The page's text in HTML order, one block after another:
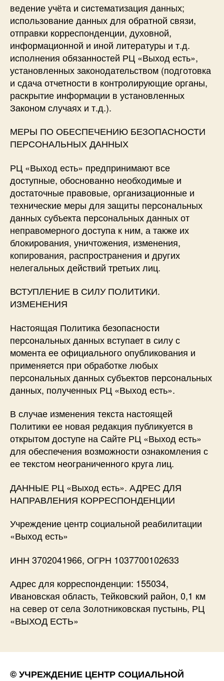
ведение учёта и систематизация данных;
использование данных для обратной связи,
отправки корреспонденции, духовной,
информационной и иной литературы и т.д.
исполнения обязанностей РЦ «Выход есть»,
установленных законодательством (подготовка
и сдача отчетности в контролирующие органы,
раскрытие информации в установленных
Законом случаях и т.д.).
​МЕРЫ ПО ОБЕСПЕЧЕНИЮ БЕЗОПАСНОСТИ
ПЕРСОНАЛЬНЫХ ДАННЫХ
РЦ «Выход есть» предпринимают все
доступные, обоснованно необходимые и
достаточные правовые, организационные и
технические меры для защиты персональных
данных субъекта персональных данных от
неправомерного доступа к ним, а также их
блокирования, уничтожения, изменения,
копирования, распространения и других
нелегальных действий третьих лиц.
​ВСТУПЛЕНИЕ В СИЛУ ПОЛИТИКИ.
ИЗМЕНЕНИЯ
Настоящая Политика безопасности
персональных данных вступает в силу с
момента ее официального опубликования и
применяется при обработке любых
персональных данных субъектов персональных
данных, полученных РЦ «Выход есть».
В случае изменения текста настоящей
Политики ее новая редакция публикуется в
открытом доступе на Сайте РЦ «Выход есть»
для обеспечения возможности ознакомления с
ее текстом неограниченного круга лиц.
​ДАННЫЕ РЦ «Выход есть». АДРЕС ДЛЯ
НАПРАВЛЕНИЯ КОРРЕСПОНДЕНЦИИ
Учреждение центр социальной реабилитации
«Выход есть»
ИНН 3702041966, ОГРН 1037700102633
Адрес для корреспонденции: 155034,
Ивановская область, Тейковский район, 0,1 км
на север от села Золотниковская пустынь, РЦ
«ВЫХОД ЕСТЬ»
© УЧРЕЖДЕНИЕ ЦЕНТР СОЦИАЛЬНОЙ